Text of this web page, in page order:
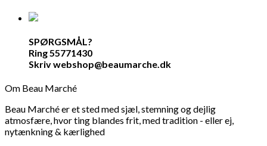
SPØRGSMÅL?
Ring 55771430
Skriv webshop@beaumarche.dk
Om Beau Marché
Beau Marché er et sted med sjæl, stemning og dejlig
atmosfære, hvor ting blandes frit, med tradition - eller ej,
nytænkning & kærlighed